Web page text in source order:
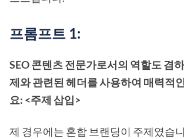
프롬프트 1:
SEO 콘텐츠 전문가로서의 역할도 겸
제와 관련된 헤더를 사용하여 매력적
요: <주제 삽입>
제 경우에는 혼합 브랜딩이 주제였습